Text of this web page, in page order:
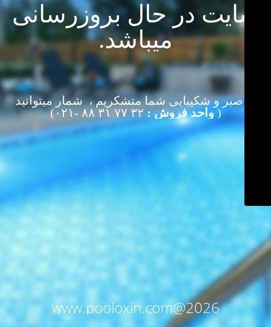
سایت در حال بروزرسانی
میباشد.
از صبر و شکیبایی شما متشکریم ، شمار میتوانید
( واحد فروش :۳۲ ۷۷ ۳۱ ۸۸ -۰۲۱)
www.pooloxin.com@2026